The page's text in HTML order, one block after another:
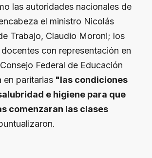
las autoridades nacionales de
el ministro Nicolás
Trabajo, Claudio Moroni; los
con representación en
Federal de Educación
en paritarias "las condiciones
e higiene para que
comenzaran las clases